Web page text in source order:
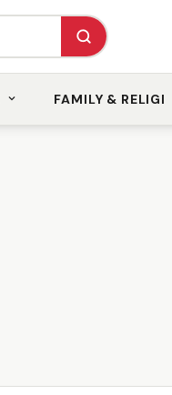
FAMILY & RELIGI